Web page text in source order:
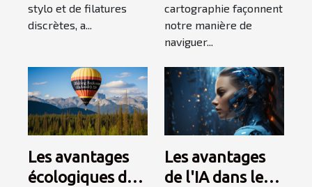
stylo et de filatures
discrètes, a...
cartographie façonnent
notre manière de
naviguer...
Les avantages
écologiques des
Les avantages
de l'IA dans le